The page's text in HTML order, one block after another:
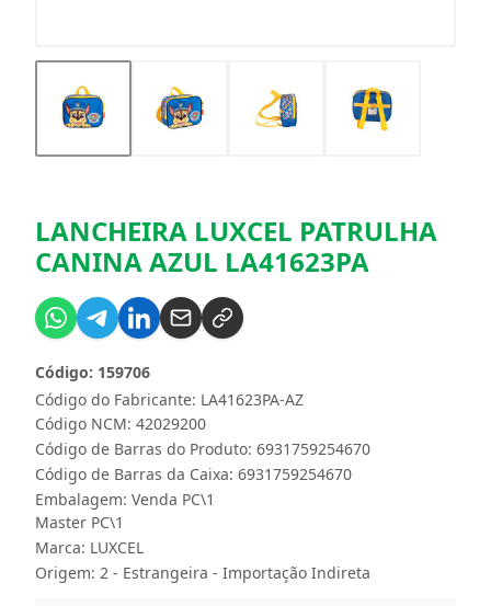
LANCHEIRA LUXCEL PATRULHA
CANINA AZUL LA41623PA
Código do Fabricante: LA41623PA-AZ
Código: 159706
Código NCM: 42029200
Código de Barras do Produto: 6931759254670
Código de Barras da Caixa: 6931759254670
Embalagem: Venda PC\1
Master PC\1
Marca: LUXCEL
Origem: 2 - Estrangeira - Importação Indireta